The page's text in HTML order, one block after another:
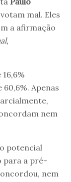
mal. Eles
a afirmação
Apenas
nem
potencial
para a pré-
nem